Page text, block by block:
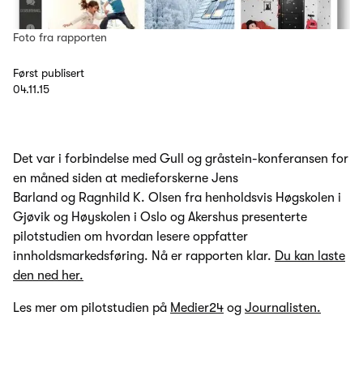
Foto fra rapporten
Først publisert
04.11.15
Det var i forbindelse med Gull og gråstein-konferansen for
en måned siden at medieforskerne Jens
Barland og Ragnhild K. Olsen fra henholdsvis Høgskolen i
Gjøvik og Høyskolen i Oslo og Akershus presenterte
pilotstudien om hvordan lesere oppfatter
innholdsmarkedsføring. Nå er rapporten klar. Du kan laste
den ned her.
Les mer om pilotstudien på Medier24 og Journalisten.